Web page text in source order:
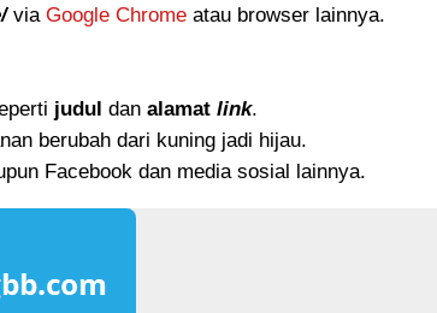
via Google Chrome atau browser lainnya.
judul dan alamat link.
berubah dari kuning jadi hijau.
Facebook dan media sosial lainnya.